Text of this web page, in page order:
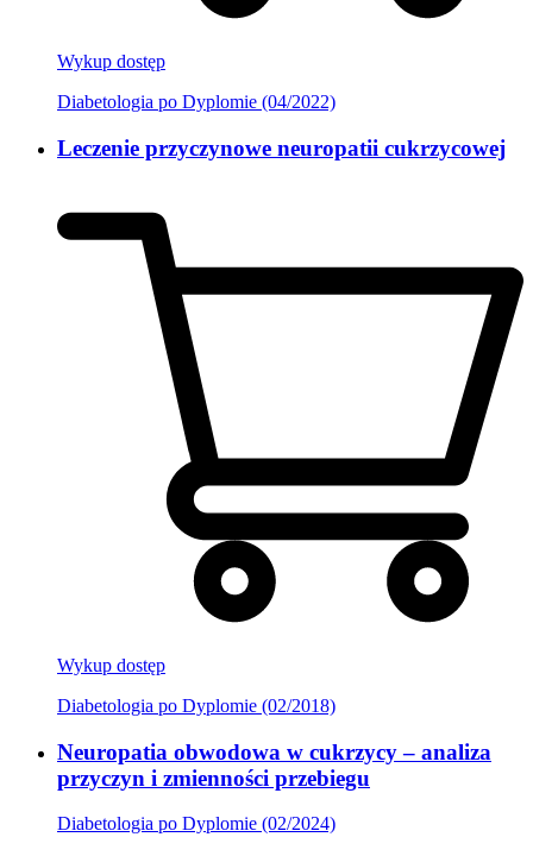
Wykup dostęp
Diabetologia po Dyplomie (04/2022)
Leczenie przyczynowe neuropatii cukrzycowej
Wykup dostęp
Diabetologia po Dyplomie (02/2018)
Neuropatia obwodowa w cukrzycy – analiza
przyczyn i zmienności przebiegu
Diabetologia po Dyplomie (02/2024)